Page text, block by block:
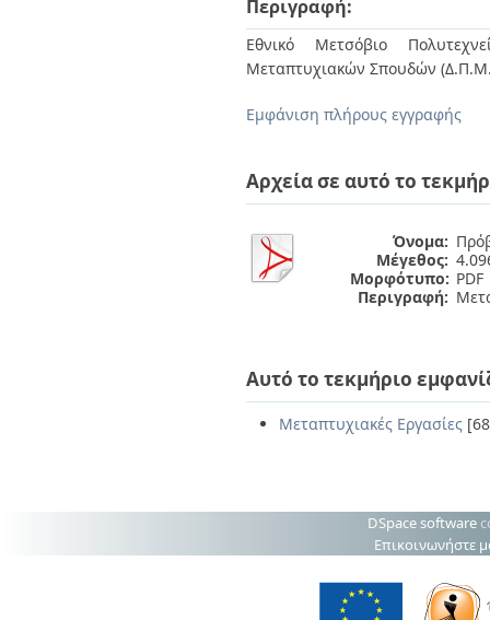
Περιγραφή:
Εθνικό Μετσόβιο
Μεταπτυχιακών Σπουδών
Εμφάνιση πλήρους εγγραφής
Αρχεία σε αυτό το
Όνομα:
Μέγεθος:
Μορφότυπο: PDF
Περιγραφή:
Αυτό το τεκμήριο
Μεταπτυχιακές Εργασίες
DSpace software
Επικοινωνήστε